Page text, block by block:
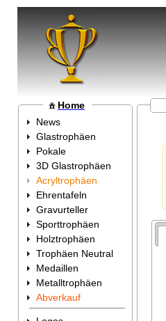
Home
News
Glastrophäen
Pokale
3D Glastrophäen
Acryltrophäen
Ehrentafeln
Gravurteller
Sporttrophäen
Holztrophäen
Trophäen Neutral
Medaillen
Metalltrophäen
Abverkauf